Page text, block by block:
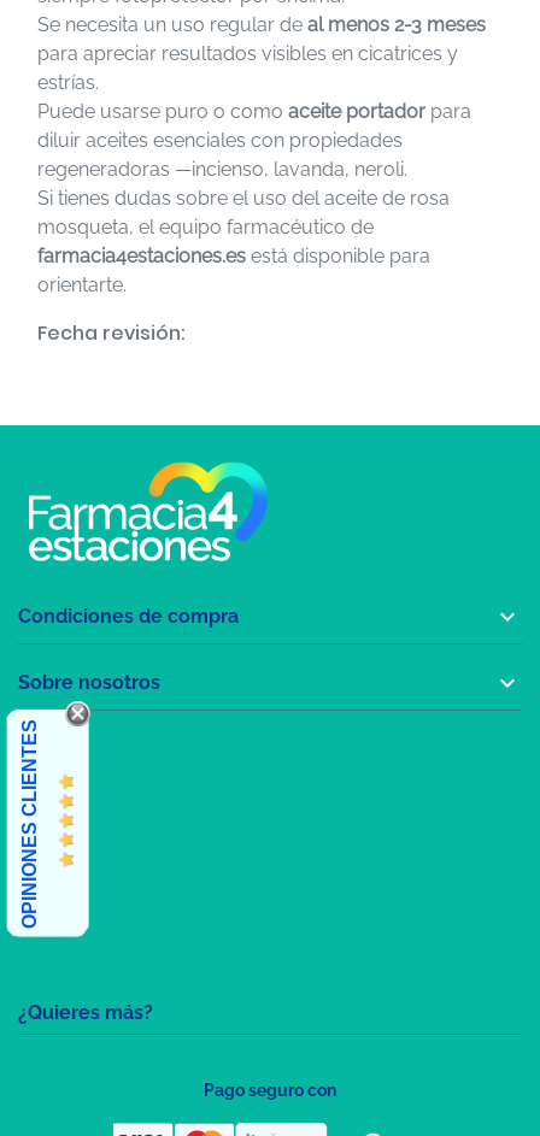
Se necesita un uso regular de al menos 2-3 meses
para apreciar resultados visibles en cicatrices y
estrías.
Puede usarse puro o como aceite portador para
diluir aceites esenciales con propiedades
regeneradoras —incienso, lavanda, neroli.
Si tienes dudas sobre el uso del aceite de rosa
mosqueta, el equipo farmacéutico de
farmacia4estaciones.es está disponible para
orientarte.
Fecha revisión:
¿Quieres más?
Condiciones de compra 
Sobre nosotros 
OPINIONES CLIENTES
Pago seguro con